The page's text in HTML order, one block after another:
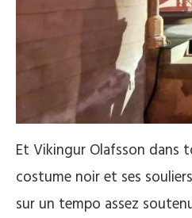
Et Vikingur Olafsson dans
costume noir et ses
sur un tempo assez